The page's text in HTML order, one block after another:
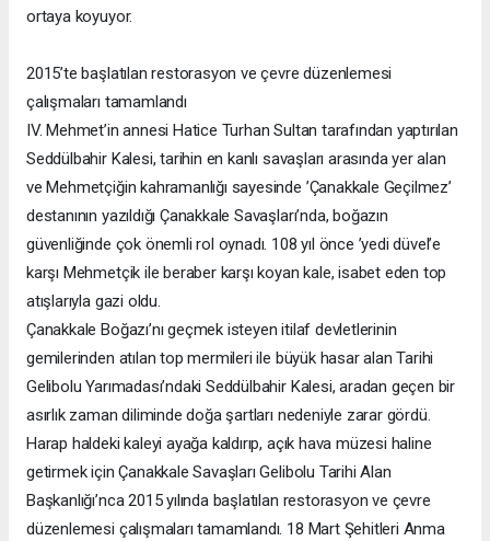
ortaya koyuyor.
2015’te başlatılan restorasyon ve çevre düzenlemesi
çalışmaları tamamlandı
IV. Mehmet’in annesi Hatice Turhan Sultan tarafından yaptırılan
Seddülbahir Kalesi, tarihin en kanlı savaşları arasında yer alan
ve Mehmetçiğin kahramanlığı sayesinde ’Çanakkale Geçilmez’
destanının yazıldığı Çanakkale Savaşları’nda, boğazın
güvenliğinde çok önemli rol oynadı. 108 yıl önce ’yedi düvel’e
karşı Mehmetçik ile beraber karşı koyan kale, isabet eden top
atışlarıyla gazi oldu.
Çanakkale Boğazı’nı geçmek isteyen itilaf devletlerinin
gemilerinden atılan top mermileri ile büyük hasar alan Tarihi
Gelibolu Yarımadası’ndaki Seddülbahir Kalesi, aradan geçen bir
asırlık zaman diliminde doğa şartları nedeniyle zarar gördü.
Harap haldeki kaleyi ayağa kaldırıp, açık hava müzesi haline
getirmek için Çanakkale Savaşları Gelibolu Tarihi Alan
Başkanlığı’nca 2015 yılında başlatılan restorasyon ve çevre
düzenlemesi çalışmaları tamamlandı. 18 Mart Şehitleri Anma